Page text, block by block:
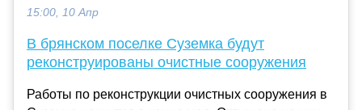
15:00, 10 Апр
В брянском поселке Суземка будут
реконструированы очистные сооружения
Работы по реконструкции очистных сооружения в